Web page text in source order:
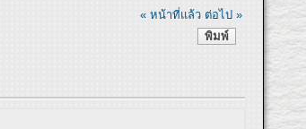
« หน้าที่แล้ว ต่อไป »
พิมพ์